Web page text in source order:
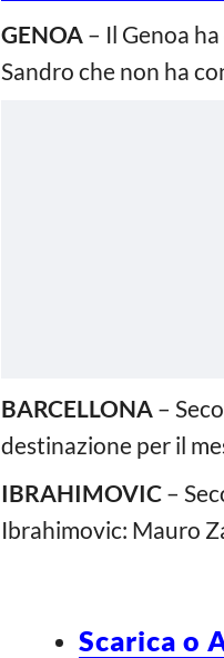
GENOA – Il Genoa
Sandro che non ha
BARCELLONA –
destinazione per il
IBRAHIMOVIC –
Ibrahimovic: Mauro
Scarica o